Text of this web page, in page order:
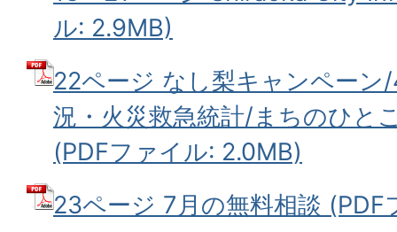
ル: 2.9MB)
22ページ なし梨キャンペーン
況・火災救急統計/まちのひと
(PDFファイル: 2.0MB)
23ページ 7月の無料相談